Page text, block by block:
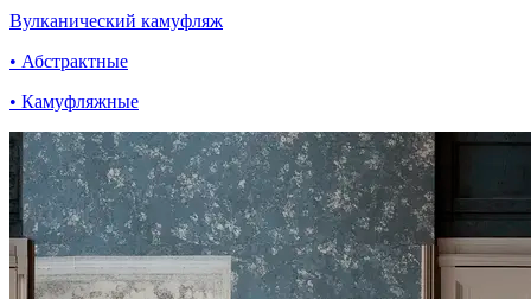
Вулканический камуфляж
• Абстрактные
• Камуфляжные